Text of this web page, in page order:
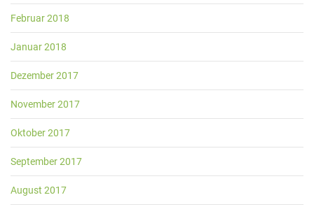
Februar 2018
Januar 2018
Dezember 2017
November 2017
Oktober 2017
September 2017
August 2017